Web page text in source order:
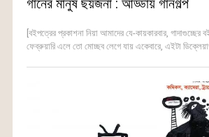
গানের মানুষ ছয়জনা : আড্ডায় গানগল্প
[বইপত্রের প্রকাশনা নিয়া আমাদের যে-কায়কারবার, গাদাগুচ্ছের
ফেব্রুয়ারি এলে তো মোচ্ছব লেগে যায় একেবারে, এইটা